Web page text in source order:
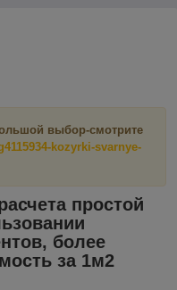
выбор-смотрите
kozyrki-svarnye-
простой
более
за 1м2